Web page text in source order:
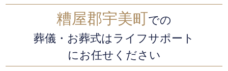
糟屋郡宇美町での
葬儀・お葬式はライフサポート
にお任せください